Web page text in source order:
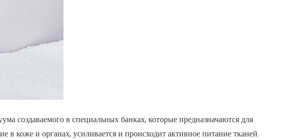
создаваемого в специальных банках, которые предназначаются для
в коже и органах, усиливается и происходит активное питание тканей.